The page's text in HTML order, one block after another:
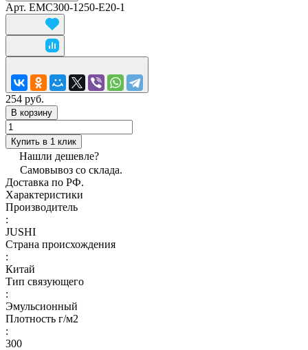
Арт. EMC300-1250-E20-1
254 руб.
В корзину
Купить в 1 клик
Нашли дешевле?
Самовывоз со склада.
Доставка по РФ.
Характеристики
Производитель
:
JUSHI
Страна происхождения
:
Китай
Тип связующего
:
Эмульсионный
Плотность г/м2
:
300